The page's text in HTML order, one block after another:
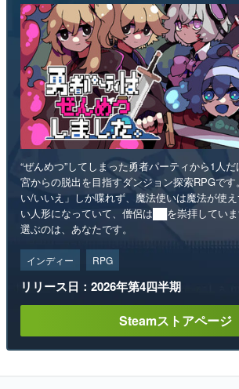
“ぜんめつ”してしまった勇者パーティから1人
宮からの脱出を目指すダンジョン探索RPGで
い/いいえ」しか喋れず、魔法使いは魔法が使
い人形になっていて、僧侶は██を崇拝してい
選ぶのは、あなたです。
インディー RPG
リリース日：2026年第4四半期
Steamストアページ